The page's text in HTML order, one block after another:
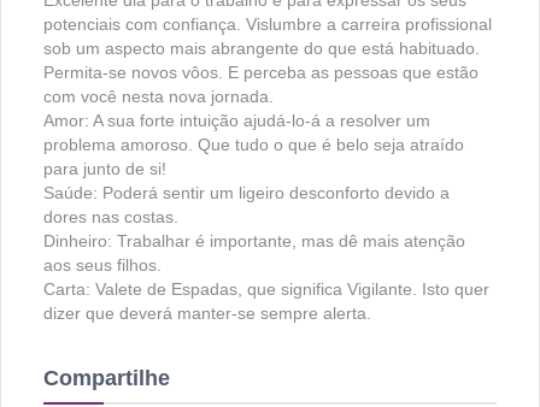
potenciais com confiança. Vislumbre a carreira profissional
sob um aspecto mais abrangente do que está habituado.
Permita-se novos vôos. E perceba as pessoas que estão
com você nesta nova jornada.
Amor: A sua forte intuição ajudá-lo-á a resolver um
problema amoroso. Que tudo o que é belo seja atraído
para junto de si!
Saúde: Poderá sentir um ligeiro desconforto devido a
dores nas costas.
Dinheiro: Trabalhar é importante, mas dê mais atenção
aos seus filhos.
Carta: Valete de Espadas, que significa Vigilante. Isto quer
dizer que deverá manter-se sempre alerta.
Compartilhe